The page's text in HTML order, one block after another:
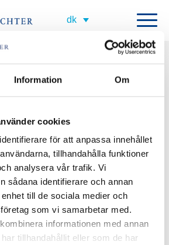
Information Om
cookies
för att anpassa innehållet
tillhandahålla funktioner
analysera vår trafik. Vi
sådana identifierare och annan
till de sociala medier och
som vi samarbetar med.
informationen med annan
tillhandahållit eller som de har
MANAGER
Manager, which means that she is responsible
channels with the aim of increasing and
That involves, how we at best work
externally, to effectively communicate with the